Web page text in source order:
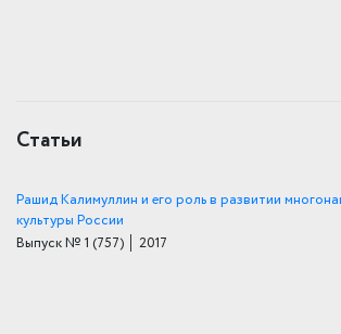
Статьи
Рашид Калимуллин и его роль в развитии
культуры России
Выпуск № 1 (757) │ 2017